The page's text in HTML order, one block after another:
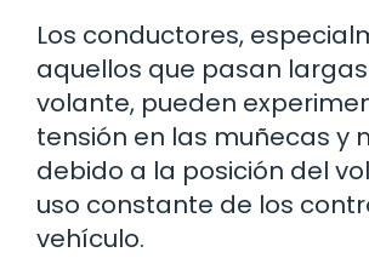
Los conductores,
aquellos que pasan
volante, pueden
tensión en las muñecas y
debido a la posición del
uso constante de los
vehículo.